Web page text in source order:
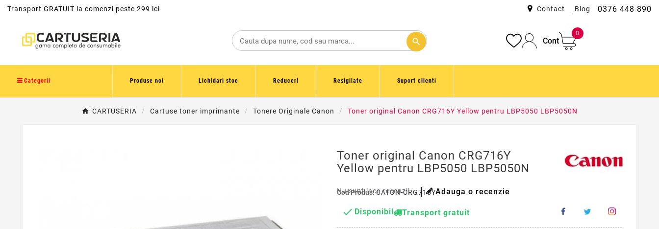
0376 448 890
Transport GRATUIT la comenzi peste 299 lei Contact Blog
search Cont
0
Categorii Produse noi Lichidari stoc Reduceri Resigilate Suport clienti
CARTUSERIA Cartuse toner imprimante Tonere Originale Canon Toner original Canon CRG716Y Yellow pentru LBP5050 LBP5050N
Toner original Canon CRG716Y
Yellow pentru LBP5050 LBP5050N
Cod Produs:CATON-CRG716Y
Nu sunt inca recenzii Adauga o recenzie
 Disponibil Transport gratuit